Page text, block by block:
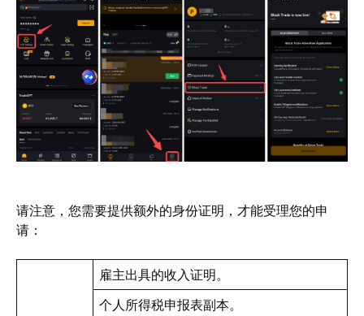
请注意，您需要提供额外的身份证明，才能受理您的申
请：
雇主出具的收入证明。
个人所得税申报表副本。